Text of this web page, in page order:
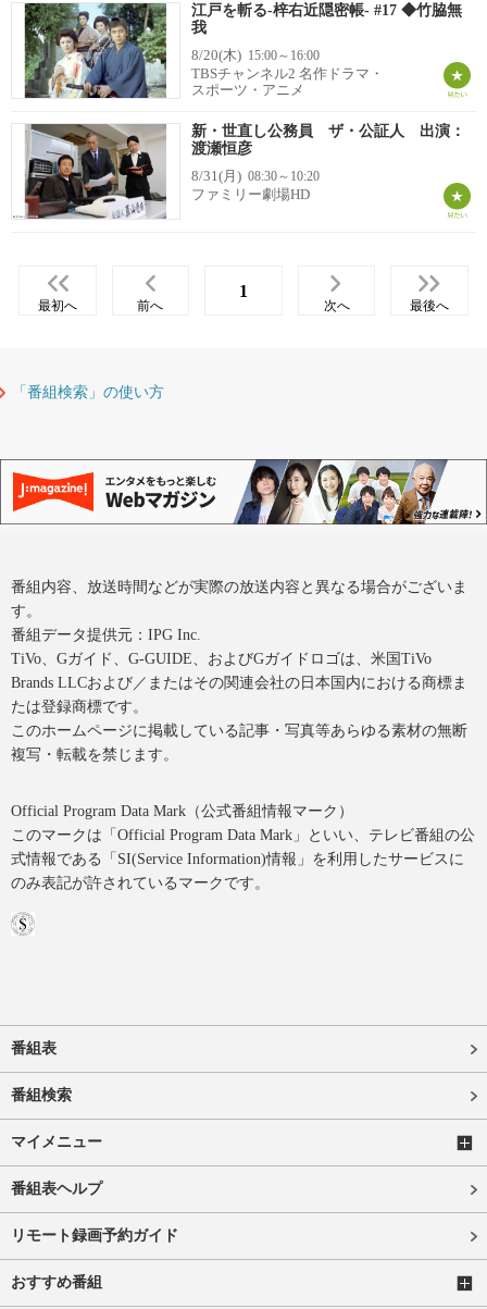
江戸を斬る-梓右近隠密帳- #17 ◆竹脇無
我
8/20(木) 15:00～16:00
TBSチャンネル2 名作ドラマ・
スポーツ・アニメ
新・世直し公務員 ザ・公証人 出演：
渡瀬恒彦
8/31(月) 08:30～10:20
ファミリー劇場HD
最初へ 前へ
1
次へ 最後へ
「番組検索」の使い方
番組内容、放送時間などが実際の放送内容と異なる場合がございま
す。
番組データ提供元：IPG Inc.
TiVo、Gガイド、G-GUIDE、およびGガイドロゴは、米国TiVo
Brands LLCおよび／またはその関連会社の日本国内における商標ま
たは登録商標です。
このホームページに掲載している記事・写真等あらゆる素材の無断
複写・転載を禁じます。
Official Program Data Mark（公式番組情報マーク）
このマークは「Official Program Data Mark」といい、テレビ番組の公
式情報である「SI(Service Information)情報」を利用したサービスに
のみ表記が許されているマークです。
番組表
番組検索
マイメニュー
番組表ヘルプ
リモート録画予約ガイド
おすすめ番組